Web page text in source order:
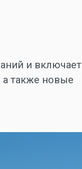
и включает
а также новые